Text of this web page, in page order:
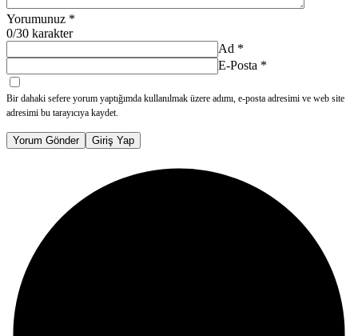
Yorumunuz *
0/30 karakter
Ad *
E-Posta *
Bir dahaki sefere yorum yaptığımda kullanılmak üzere adımı, e-posta adresimi ve web site
adresimi bu tarayıcıya kaydet.
Yorum Gönder Giriş Yap